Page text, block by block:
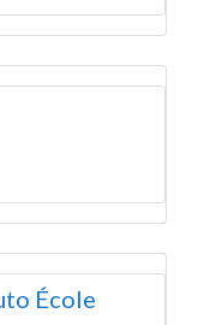
École